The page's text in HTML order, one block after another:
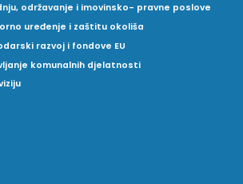
održavanje i imovinsko- pravne poslove
uređenje i zaštitu okoliša
razvoj i fondove EU
komunalnih djelatnosti